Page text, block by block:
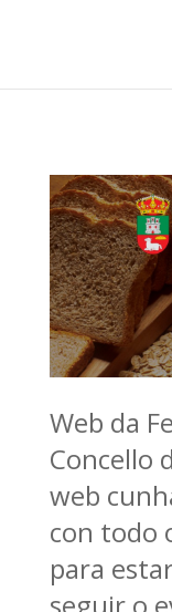
Web da
Concello
web
con todo
para
seguir o